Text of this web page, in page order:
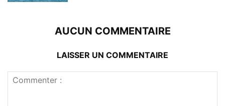
AUCUN COMMENTAIRE
LAISSER UN COMMENTAIRE